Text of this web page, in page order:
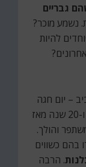
גבריים
נשמע מוכר?
להיות
– יום חגה
של קהילת הלהט"ב. אחרי עשור של מצעדים ו-20 שנה מאז
והולך.
בהם כשווים
. הרבה